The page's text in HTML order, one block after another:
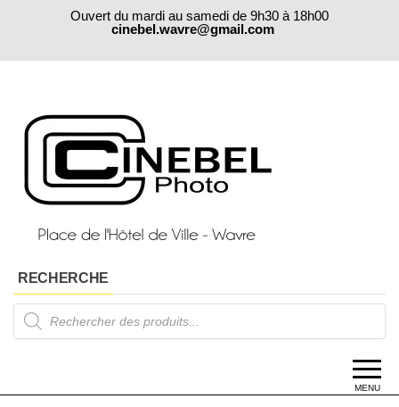
Ouvert du mardi au samedi de 9h30 à 18h00
cinebel.wavre@gmail.com
RECHERCHE
Products
search
MENU